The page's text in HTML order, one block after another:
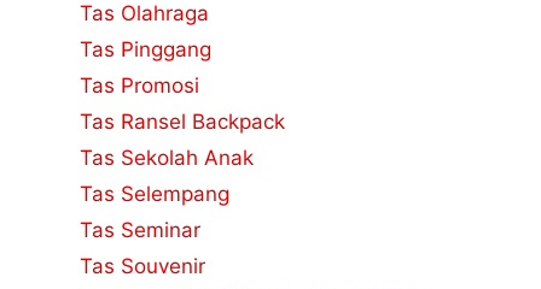
Tas Olahraga
Tas Pinggang
Tas Promosi
Tas Ransel Backpack
Tas Sekolah Anak
Tas Selempang
Tas Seminar
Tas Souvenir